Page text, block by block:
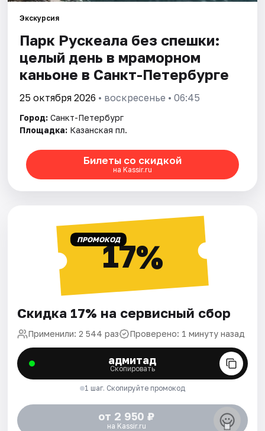
Экскурсия
Парк Рускеала без спешки:
целый день в мраморном
каньоне в Санкт-Петербурге
25 октября 2026 • воскресенье • 06:45
Город: Санкт-Петербург
Площадка: Казанская пл.
Билеты со скидкой
на Kassir.ru
ПРОМОКОД17%
Скидка 17% на сервисный сбор
Применили: 2 544 раз Проверено: 1 минуту назад
адмитад
Скопировать
1 шаг. Скопируйте промокод
от 2 950 ₽
на Kassir.ru